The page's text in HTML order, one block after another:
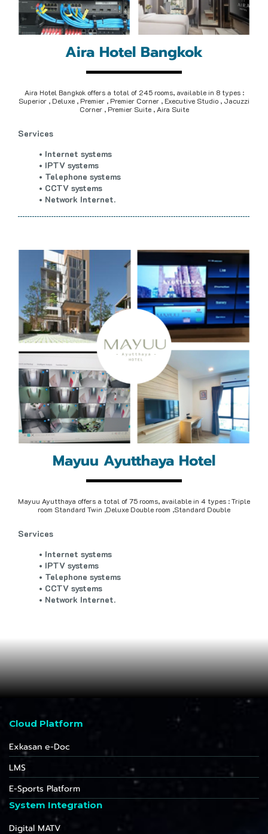
Aira Hotel Bangkok
Aira Hotel Bangkok offers a total of 245 rooms, available in 8 types :
Superior , Deluxe , Premier , Premier Corner , Executive Studio , Jacuzzi
Corner , Premier Suite ,Aira Suite
Services
Internet systems
IPTV systems
Telephone systems
CCTV systems
Network Internet.
Mayuu Ayutthaya Hotel
Mayuu Ayutthaya offers a total of75 rooms, available in 4 types :Triple
room Standard Twin ,Deluxe Double room ,Standard Double
Services
Internet systems
IPTV systems
Telephone systems
CCTV systems
Network Internet.
Cloud Platform
Exkasan e-Doc
LMS
E-Sports Platform
System Integration
Digital MATV